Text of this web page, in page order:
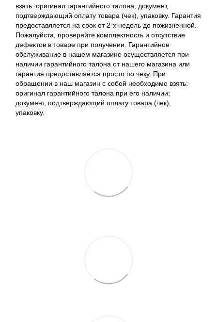
взять: оригинал гарантийного талона; документ,
подтверждающий оплату товара (чек), упаковку. Гарантия
предоставляется на срок от 2-х недель до пожизненной.
Пожалуйста, проверяйте комплектность и отсутствие
дефектов в товаре при получении. Гарантийное
обслуживание в нашем магазине осуществляется при
наличии гарантийного талона от нашего магазина или
гарантия предоставляется просто по чеку. При
обращении в наш магазин с собой необходимо взять:
оригинал гарантийного талона при его наличии;
документ, подтверждающий оплату товара (чек),
упаковку.